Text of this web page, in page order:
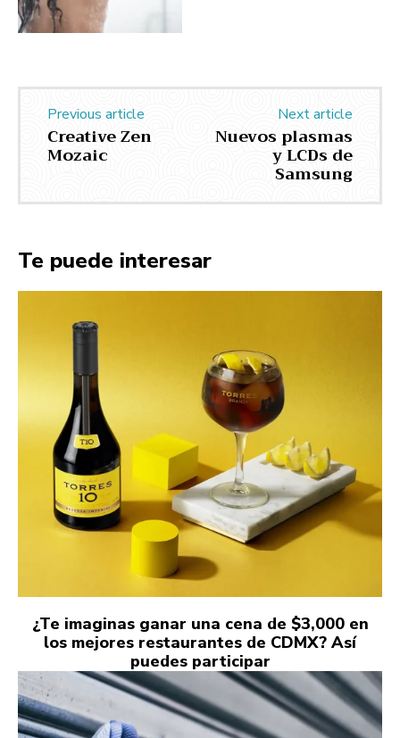
Previous article
Creative Zen
Mozaic
Next article
Nuevos plasmas
y LCDs de
Samsung
Te puede interesar
¿Te imaginas ganar una cena de $3,000 en
los mejores restaurantes de CDMX? Así
puedes participar